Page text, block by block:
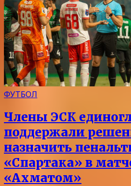
ФУТБОЛ
Члены ЭСК
поддержали
назначить
«Спартака» в
«Ахматом»